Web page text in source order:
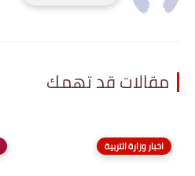
مقالات قد تهمك
اخبار وزارة التربية